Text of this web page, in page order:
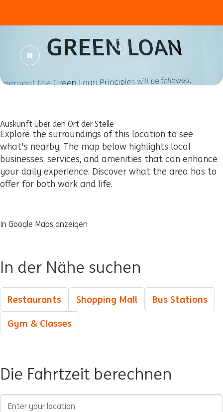
Auskunft über den Ort der Stelle
Explore the surroundings of this location to see
what's nearby. The map below highlights local
businesses, services, and amenities that can enhance
your daily experience. Discover what the area has to
offer for both work and life.
In Google Maps anzeigen
In der Nähe suchen
Restaurants Shopping Mall
Bus Stations
Gym & Classes
Die Fahrtzeit berechnen
Startadresse